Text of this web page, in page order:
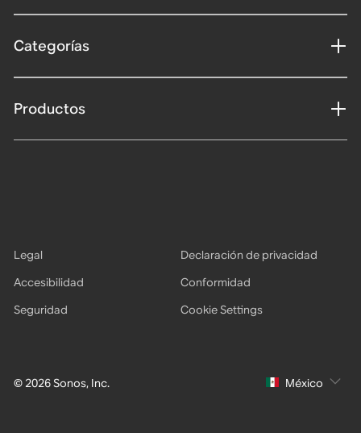
Categorías
Productos
© 2026 Sonos, Inc.
Legal
Declaración de privacidad
Accesibilidad
Conformidad
Seguridad
Cookie Settings
México